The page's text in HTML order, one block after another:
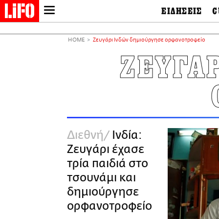
NEWSLETTER
ΜΙΚΡΟΠΡΑΓΜΑΤΑ
THE GOOD LIFO
LIFOLAND
PRINT
ΕΙΔΗΣΕΙΣ
Διεθνή
Οικονομία
Πολιτισμός
Tech &
European Lifo
&
HOME Ζευγάρι Ινδών δημιούργησε ορφανοτροφείο
Διεθνή
Ινδία:
Ζευγάρι έχασε
τρία παιδιά στο
τσουνάμι και
δημιούργησε
ορφανοτροφείο